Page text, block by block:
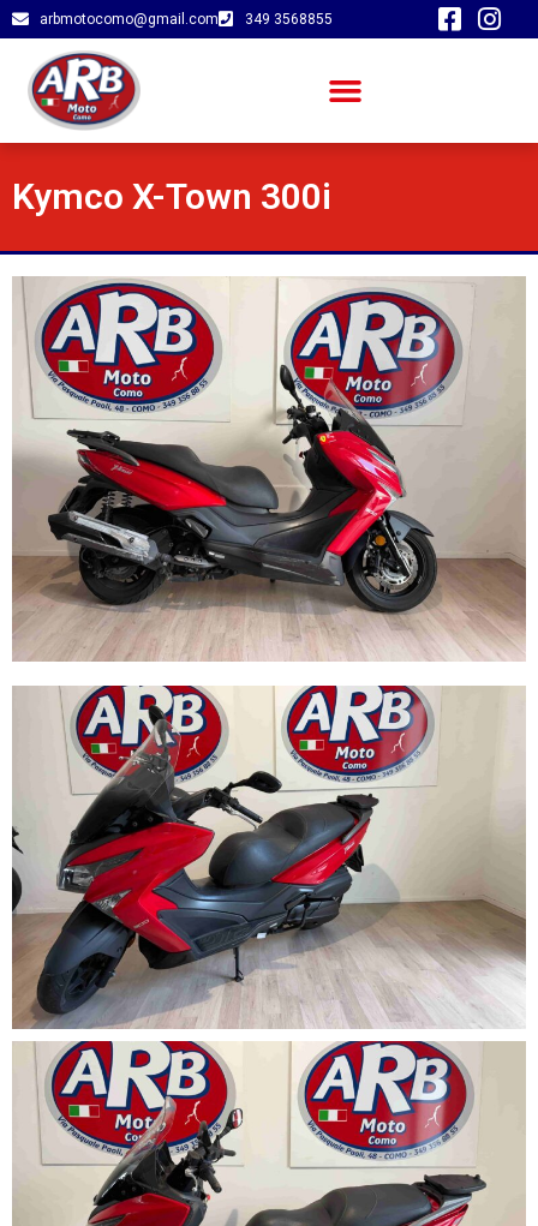
arbmotocomo@gmail.com 349 3568855
Kymco X-Town 300i